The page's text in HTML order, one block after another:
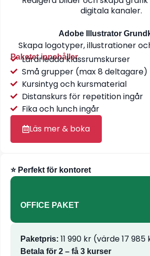
digitala kanaler.
Adobe Illustrator
Skapa logotyper, illustrationer
Paketet innehåller
Lärarledda klassrumskurser
Små grupper (max 8 deltagare)
Kursintyg och kursmaterial
Distanskurs för repetition ingår
Fika och lunch ingår
Läs mer & boka
⭐ Perfekt för kontoret
OFFICE PAKET
Paketpris: 11 990 kr (värde 17 985
Betala för 2 – få 3 kurser